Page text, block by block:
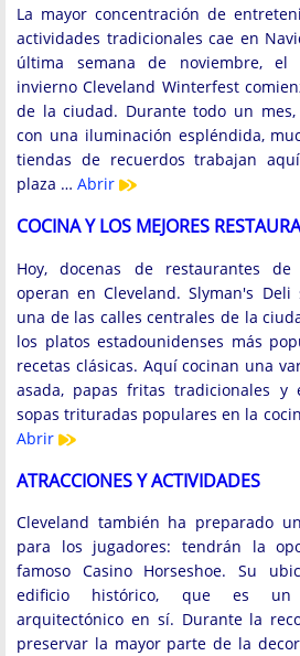
La mayor concentración de
actividades tradicionales cae en
última semana de noviembre, el
invierno Cleveland Winterfest
de la ciudad. Durante todo un
con una iluminación espléndida,
tiendas de recuerdos trabajan
plaza … Abrir
COCINA Y LOS MEJORES
Hoy, docenas de restaurantes de
operan en Cleveland. Slyman's
una de las calles centrales de la
los platos estadounidenses más
recetas clásicas. Aquí cocinan una
asada, papas fritas tradicionales y
sopas trituradas populares en la
Abrir
ATRACCIONES Y ACTIVIDADES
Cleveland también ha preparado
para los jugadores: tendrán la
famoso Casino Horseshoe. Su
edificio histórico, que es un
arquitectónico en sí. Durante la
preservar la mayor parte de la